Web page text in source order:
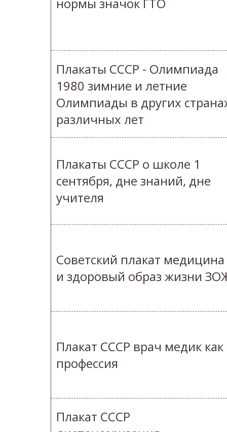
нормы значок ГТО
Плакаты СССР - Олимпиада
1980 зимние и летние
Олимпиады в других
различных лет
Плакаты СССР о школе 1
сентября, дне знаний, дне
учителя
Советский плакат медицина
и здоровый образ жизни
Плакат СССР врач медик как
профессия
Плакат СССР